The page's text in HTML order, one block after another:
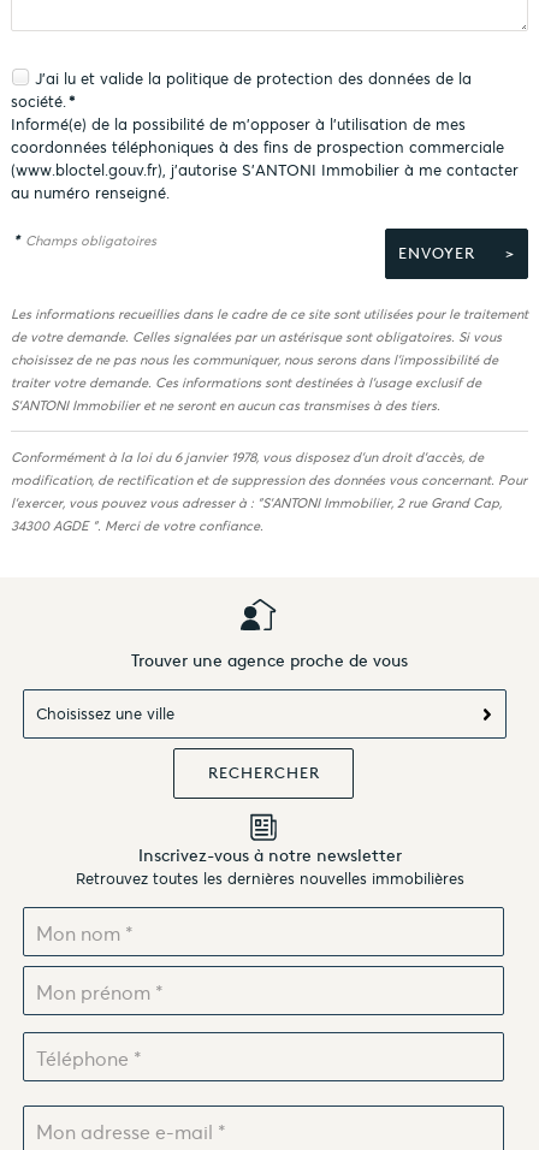
J'ai lu et valide la politique de protection des donnéesde la
société.*
Informé(e) de la possibilité de m'opposer à l'utilisation de mes
coordonnées téléphoniques à des fins de prospection commerciale
(www.bloctel.gouv.fr), j'autorise S'ANTONI Immobilier à me contacter
au numéro renseigné.
* Champs obligatoires
Les informations recueillies dans le cadre de ce site sont utilisées pour le traitement
de votre demande. Celles signalées par un astérisque sont obligatoires. Si vous
choisissez de ne pas nous les communiquer, nous serons dans l'impossibilité de
traiter votre demande. Ces informations sont destinées à l'usage exclusif de
S'ANTONI Immobilier et ne seront en aucun cas transmises à des tiers.
Conformément à la loi du 6 janvier 1978, vous disposez d'un droit d'accès, de
modification, de rectification et de suppression des données vous concernant. Pour
l'exercer, vous pouvez vous adresser à : "S'ANTONI Immobilier, 2 rue Grand Cap,
34300 AGDE ". Merci de votre confiance.
Trouver une agence proche de vous
Choisissez une ville
Inscrivez-vous à notre newsletter
Retrouvez toutes les dernières nouvelles immobilières